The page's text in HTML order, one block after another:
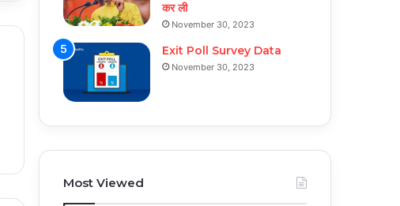
कर ली
November 30, 2023
Exit Poll Survey Data
November 30, 2023
Most Viewed